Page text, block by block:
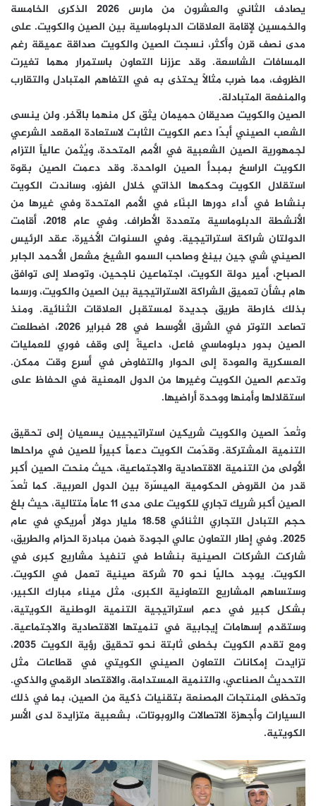
يصادف الثاني والعشرون من مارس 2026 الذكرى الخامسة
والخمسين لإقامة العلاقات الدبلوماسية بين الصين والكويت. على
مدى نصف قرن وأكثر، نسجت الصين والكويت صداقة عميقة رغم
المسافات الشاسعة. وقد عززنا التعاون باستمرار مهما تغيرت
الظروف، مما ضرب مثالاً يحتذى به في التفاهم المتبادل والتقارب
والمنفعة المتبادلة.
الصين والكويت صديقان حميمان يثق كل منهما بالآخر. ولن ينسى
الشعب الصيني أبدًا دعم الكويت الثابت لاستعادة المقعد الشرعي
لجمهورية الصين الشعبية في الأمم المتحدة، ويُثمن عالياً التزام
الكويت الراسخ بمبدأ الصين الواحدة. وقد دعمت الصين بقوة
استقلال الكويت وحكمها الذاتي خلال الغزو، وساندت الكويت
بنشاط في أداء دورها البنّاء في الأمم المتحدة وفي غيرها من
الأنشطة الدبلوماسية متعددة الأطراف. وفي عام 2018، أقامت
الدولتان شراكة استراتيجية. وفي السنوات الأخيرة، عقد الرئيس
الصيني شي جين بينغ وصاحب السمو الشيخ مشعل الأحمد الجابر
الصباح، أمير دولة الكويت، اجتماعين ناجحين، وتوصلا إلى توافق
هام بشأن تعميق الشراكة الاستراتيجية بين الصين والكويت، ورسما
بذلك خارطة طريق جديدة لمستقبل العلاقات الثنائية. ومنذ
تصاعد التوتر في الشرق الأوسط في 28 فبراير 2026، اضطلعت
الصين بدور دبلوماسي فاعل، داعيةً إلى وقف فوري للعمليات
العسكرية والعودة إلى الحوار والتفاوض في أسرع وقت ممكن.
وتدعم الصين الكويت وغيرها من الدول المعنية في الحفاظ على
استقلالها وأمنها ووحدة أراضيها.
وتُعدّ الصين والكويت شريكين استراتيجيين يسعيان إلى تحقيق
التنمية المشتركة. وقدّمت الكويت دعماً كبيراً للصين في مراحلها
الأولى من التنمية الاقتصادية والاجتماعية، حيث منحت الصين أكبر
قدر من القروض الحكومية الميسّرة بين الدول العربية. كما تُعدّ
الصين أكبر شريك تجاري للكويت على مدى 11 عاماً متتالية، حيث بلغ
حجم التبادل التجاري الثنائي 18.58 مليار دولار أمريكي في عام
2025. وفي إطار التعاون عالي الجودة ضمن مبادرة الحزام والطريق،
شاركت الشركات الصينية بنشاط في تنفيذ مشاريع كبرى في
الكويت. يوجد حاليًا نحو 70 شركة صينية تعمل في الكويت.
وستساهم المشاريع التعاونية الكبرى، مثل ميناء مبارك الكبير،
بشكل كبير في دعم استراتيجية التنمية الوطنية الكويتية،
وستقدم إسهامات إيجابية في تنميتها الاقتصادية والاجتماعية.
ومع تقدم الكويت بخطى ثابتة نحو تحقيق رؤية الكويت 2035،
تزايدت إمكانات التعاون الصيني الكويتي في قطاعات مثل
التحديث الصناعي، والتنمية المستدامة، والاقتصاد الرقمي والذكي.
وتحظى المنتجات المصنعة بتقنيات ذكية من الصين، بما في ذلك
السيارات وأجهزة الاتصالات والروبوتات، بشعبية متزايدة لدى الأسر
الكويتية.